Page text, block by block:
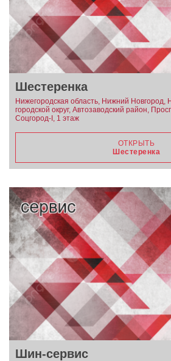
Шестеренка
Нижегородская область, Нижний Новгород,
городской округ, Автозаводский район,
Соцгород-I, 1 этаж
ОТКРЫТЬ
Шестеренка
Шин-сервис